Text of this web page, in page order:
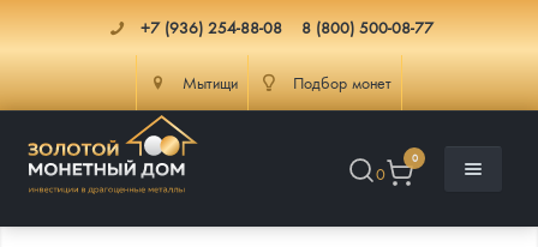
+7 (936) 254-88-08 8 (800) 500-08-77
Мытищи Подбор монет
0
0